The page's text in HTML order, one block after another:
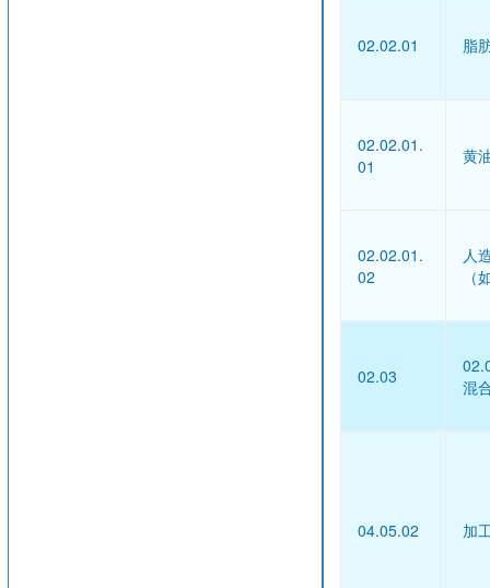
02.02.01 脂
02.02.01.
01
黄
02.02.01.
02
人
02.03
混
04.05.02 加